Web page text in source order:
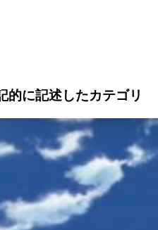
的に記述したカテゴリ